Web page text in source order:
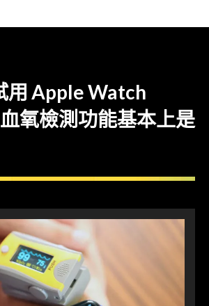
用 Apple Watch
氧檢測功能基本上是